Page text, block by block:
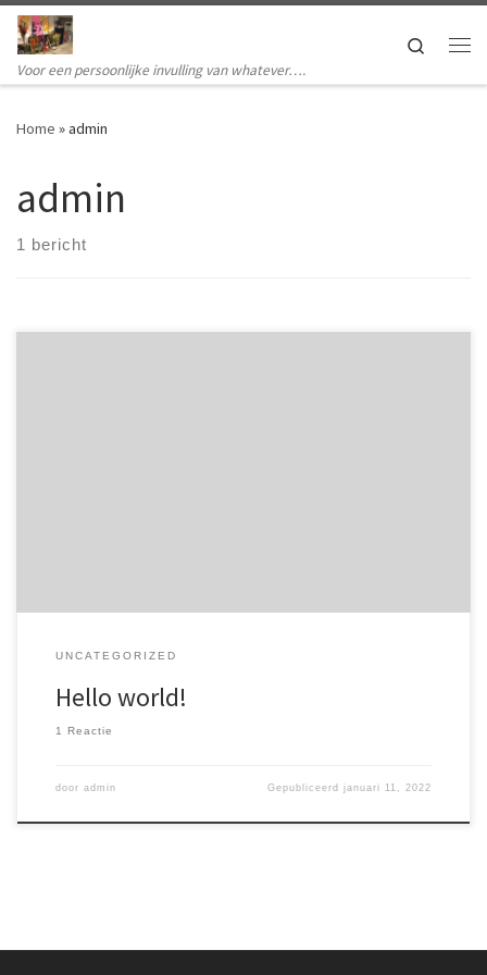
Ga naar inhoud
Voor een persoonlijke invulling van whatever….
Search
Home »admin
admin
1 bericht
UNCATEGORIZED
Hello world!
1 Reactie
door admin Gepubliceerdjanuari 11, 2022